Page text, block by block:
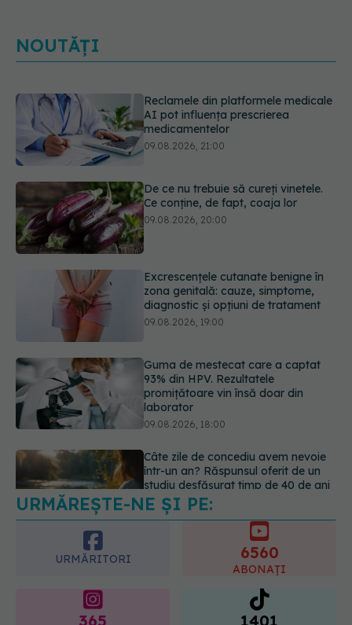
NOUTĂȚI
De ce nu trebuie să cureți vinetele.
Ce conține, de fapt, coaja lor
09.08.2026, 20:00
Excrescențele cutanate benigne în
zona genitală: cauze, simptome,
diagnostic și opțiuni de tratament
Guma de mestecat care a captat
93% din HPV. Rezultatele
promițătoare vin însă doar din
laborator
Câte zile de concediu avem nevoie
într-un an? Răspunsul oferit de un
studiu desfășurat timp de 40 de ani
09.08.2026, 17:00
Reclamele din platformele medicale
AI pot influența prescrierea
medicamentelor
09.08.2026, 21:00
URMĂREȘTE-NE ȘI PE:
URMĂRITORI
365 1401
ARTICOLE SIMILARE